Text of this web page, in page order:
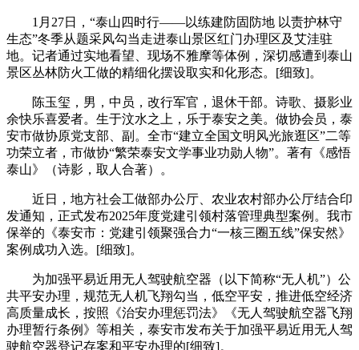
1月27日，“泰山四时行——以练建防固防地 以责护林守
生态”冬季从题采风勾当走进泰山景区红门办理区及艾洼驻
地。记者通过实地看望、现场不雅摩等体例，深切感遭到泰山
景区丛林防火工做的精细化摆设取实和化形态。[细致]。
陈玉玺，男，中员，改行军官，退休干部。诗歌、摄影业
余快乐喜爱者。生于汶水之上，乐于泰安之美。做协会员，泰
安市做协原党支部、副。全市“建立全国文明风光旅逛区”二等
功荣立者，市做协“繁荣泰安文学事业功勋人物”。著有《感悟
泰山》（诗影，取人合著）。
近日，地方社会工做部办公厅、农业农村部办公厅结合印
发通知，正式发布2025年度党建引领村落管理典型案例。我市
保举的《泰安市：党建引领聚强合力“一核三圈五线”保安然》
案例成功入选。[细致]。
为加强平易近用无人驾驶航空器（以下简称“无人机”）公
共平安办理，规范无人机飞翔勾当，低空平安，推进低空经济
高质量成长，按照《治安办理惩罚法》《无人驾驶航空器飞翔
办理暂行条例》等相关，泰安市发布关于加强平易近用无人驾
驶航空器登记存案和平安办理的[细致]。